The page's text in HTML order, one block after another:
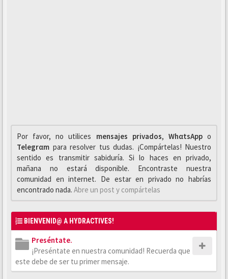
Por favor, no utilices mensajes privados, WhαtsAppo
Telegrαm para resolver tus dudas. ¡Compártelas! Nuestro
sentido es transmitir sabiduría. Si lo haces en privado,
mañana no estará disponible. Encontraste nuestra
comunidad en internet. De estar en privado no habrías
encontrado nada. Abre un post y compártelas
BIENVENID@ A HYDRACTIVES!
Preséntate.
¡Preséntate en nuestra comunidad! Recuerda que
este debe de ser tu primer mensaje.